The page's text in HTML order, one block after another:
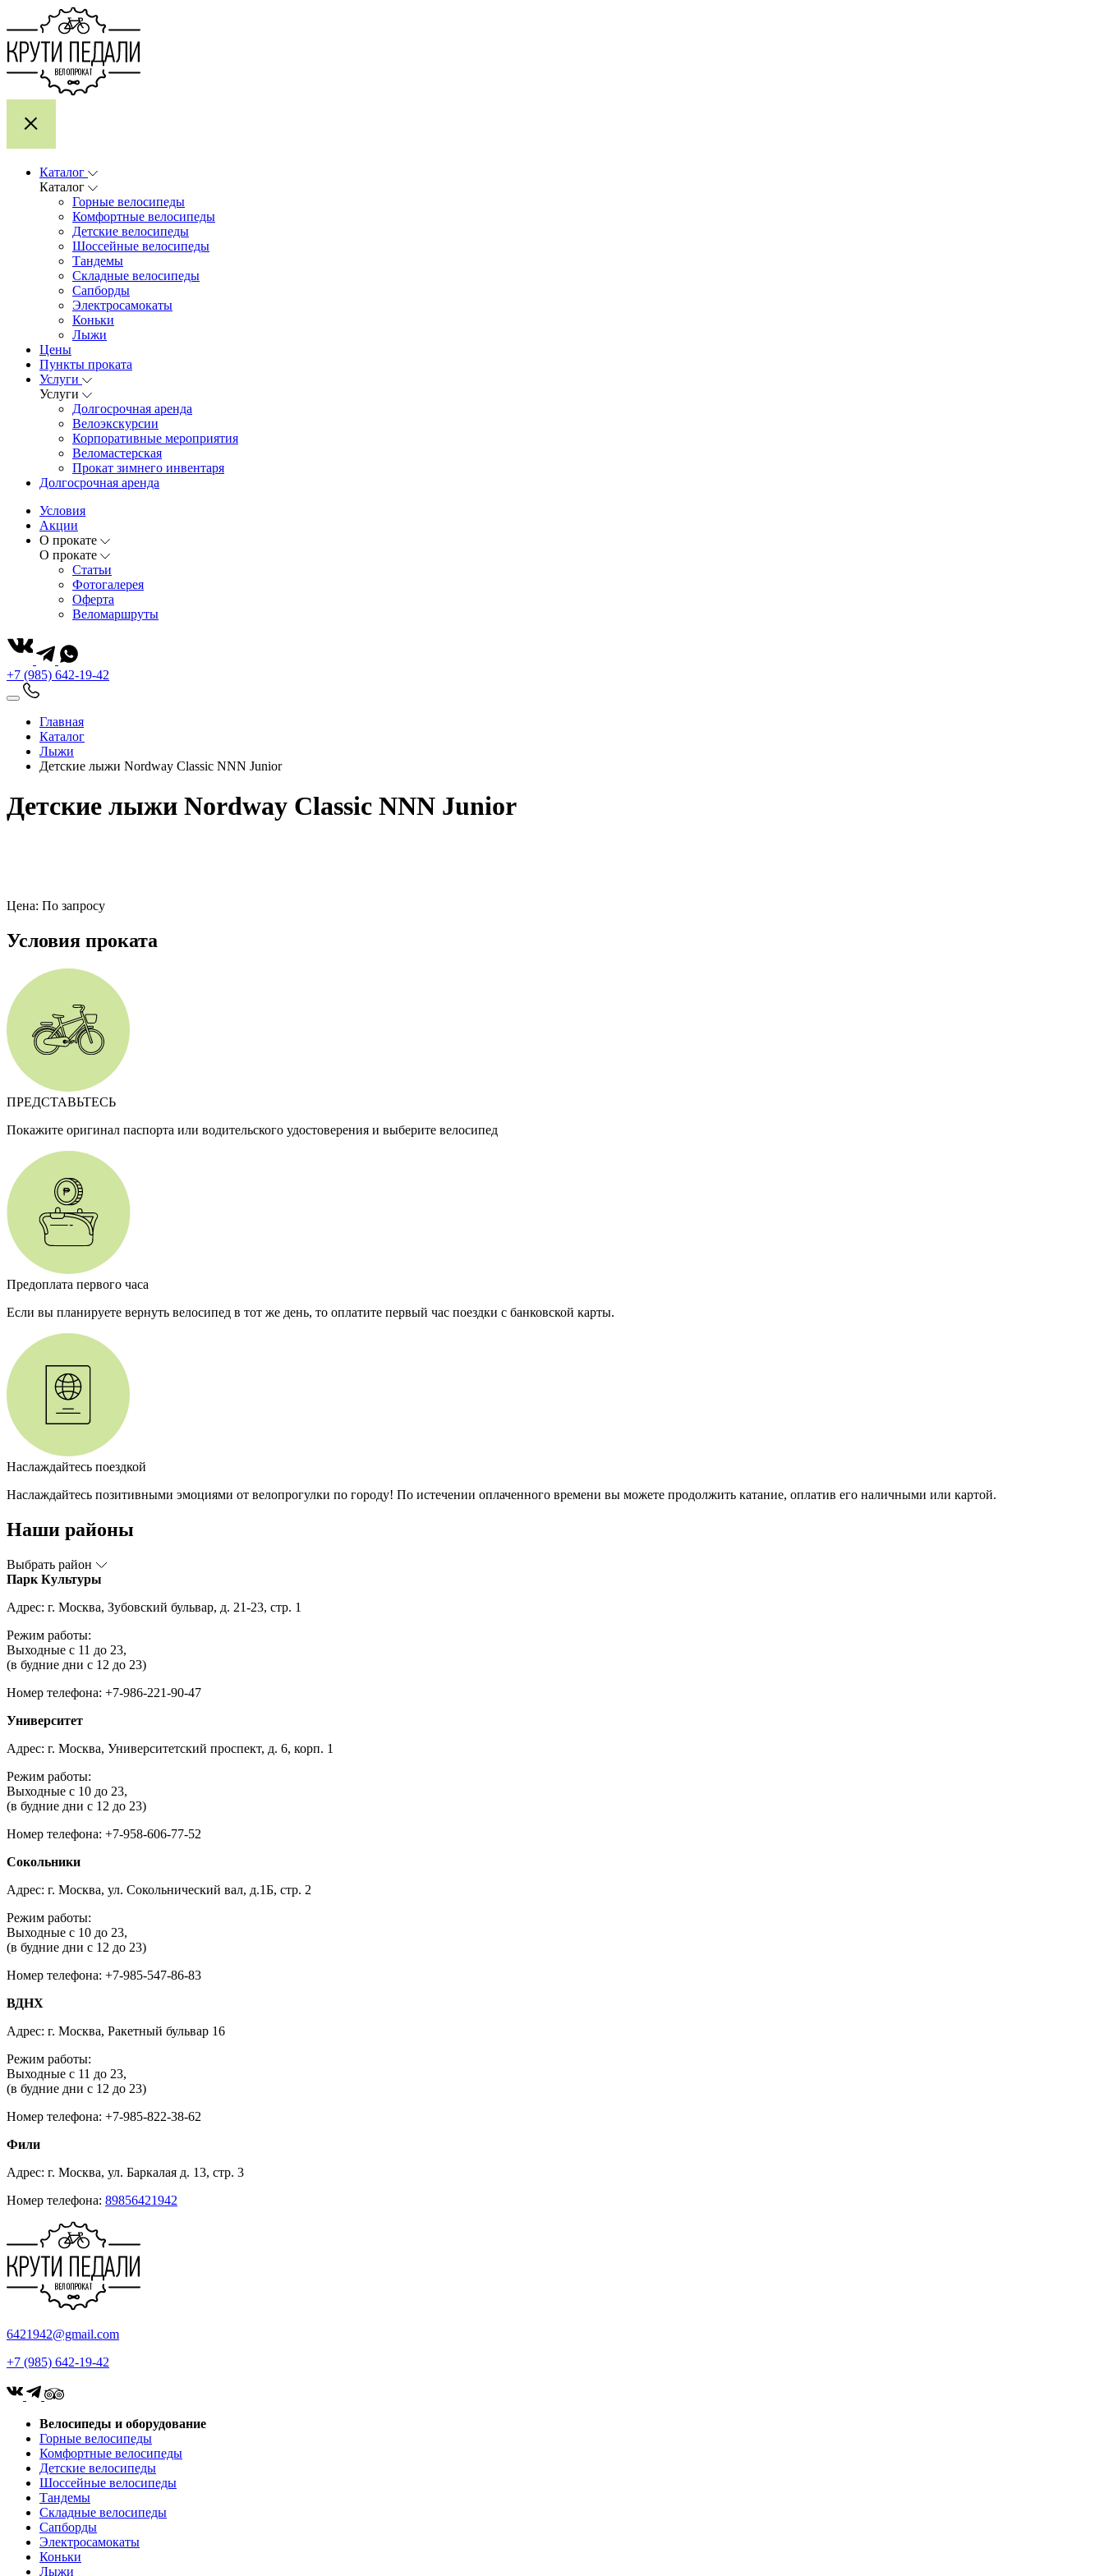
Каталог
Каталог
Горные велосипеды
Комфортные велосипеды
Детские велосипеды
Шоссейные велосипеды
Тандемы
Складные велосипеды
Сапборды
Электросамокаты
Коньки
Лыжи
Цены
Пункты проката
Услуги
Услуги
Долгосрочная аренда
Велоэкскурсии
Корпоративные мероприятия
Веломастерская
Прокат зимнего инвентаря
Долгосрочная аренда
Условия
Акции
О прокате
О прокате
Статьи
Фотогалерея
Оферта
Веломаршруты
+7 (985) 642-19-42
Главная
Каталог
Лыжи
Детские лыжи Nordway Classic NNN Junior
Детские лыжи Nordway Classic NNN Junior
Цена: По запросу
Условия проката
ПРЕДСТАВЬТЕСЬ
Покажите оригинал паспорта или водительского удостоверения и выберите велосипед
Предоплата первого часа
Если вы планируете вернуть велосипед в тот же день, то оплатите первый час поездки с банковской карты.
Наслаждайтесь поездкой
Наслаждайтесь позитивными эмоциями от велопрогулки по городу! По истечении оплаченного времени вы можете продолжить катание, оплатив его наличными или картой.
Наши районы
Выбрать район
Парк Культуры
Адрес: г. Москва, Зубовский бульвар, д. 21-23, стр. 1
Режим работы:
Выходные с 11 до 23,
(в будние дни с 12 до 23)
Номер телефона: +7-986-221-90-47
Университет
Адрес: г. Москва, Университетский проспект, д. 6, корп. 1
Режим работы:
Выходные с 10 до 23,
(в будние дни с 12 до 23)
Номер телефона: +7-958-606-77-52
Сокольники
Адрес: г. Москва, ул. Сокольнический вал, д.1Б, стр. 2
Режим работы:
Выходные с 10 до 23,
(в будние дни с 12 до 23)
Номер телефона: +7-985-547-86-83
ВДНХ
Адрес: г. Москва, Ракетный бульвар 16
Режим работы:
Выходные с 11 до 23,
(в будние дни с 12 до 23)
Номер телефона: +7-985-822-38-62
Фили
Адрес: г. Москва, ул. Баркалая д. 13, стр. 3
Номер телефона: 89856421942
6421942@gmail.com
+7 (985) 642-19-42
Велосипеды и оборудование
Горные велосипеды
Комфортные велосипеды
Детские велосипеды
Шоссейные велосипеды
Тандемы
Складные велосипеды
Сапборды
Электросамокаты
Коньки
Лыжи